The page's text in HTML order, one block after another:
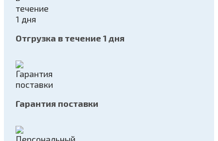
Отгрузка в течение 1 дня
Гарантия поставки